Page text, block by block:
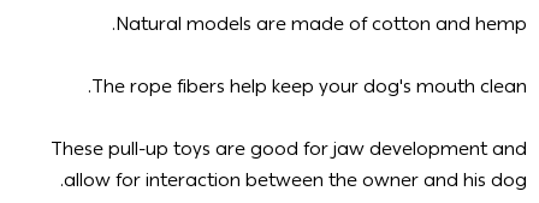
Natural models are made of cotton and hemp.
The rope fibers help keep your dog's mouth clean.
These pull-up toys are good for jaw development and
allow for interaction between the owner and his dog.